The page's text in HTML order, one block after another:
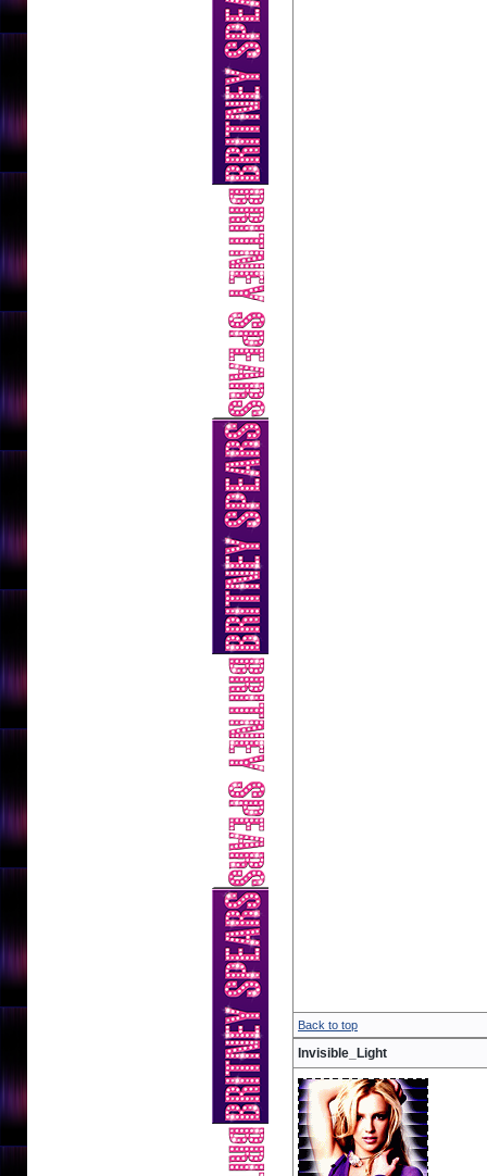
Back to top
Invisible_Light